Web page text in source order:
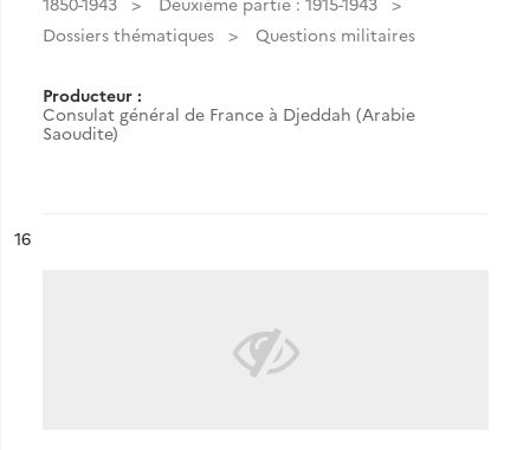
Dossiers thématiques
Questions militaires
Producteur :
Consulat général de France à Djeddah (Arabie
Saoudite)
n°
16